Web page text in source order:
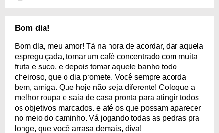
Bom dia!
Bom dia, meu amor! Tá na hora de acordar, dar aquela
espreguiçada, tomar um café concentrado com muita
fruta e suco, e depois tomar aquele banho todo
cheiroso, que o dia promete. Você sempre acorda
bem, amiga. Que hoje não seja diferente! Coloque a
melhor roupa e saia de casa pronta para atingir todos
os objetivos marcados, e até os que possam aparecer
no meio do caminho. Vá jogando todas as pedras pra
longe, que você arrasa demais, diva!